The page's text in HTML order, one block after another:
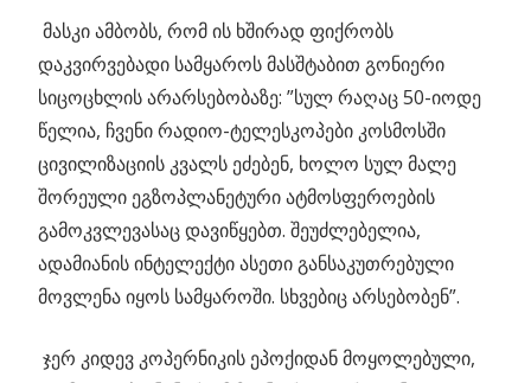
მასკი ამბობს, რომ ის ხშირად ფიქრობს
დაკვირვებადი სამყაროს მასშტაბით გონიერი
სიცოცხლის არარსებობაზე: ”სულ რაღაც 50-იოდე
წელია, ჩვენი რადიო-ტელესკოპები კოსმოსში
ცივილიზაციის კვალს ეძებენ, ხოლო სულ მალე
შორეული ეგზოპლანეტური ატმოსფეროების
გამოკვლევასაც დავიწყებთ. შეუძლებელია,
ადამიანის ინტელექტი ასეთი განსაკუთრებული
მოვლენა იყოს სამყაროში. სხვებიც არსებობენ”.
ჯერ კიდევ კოპერნიკის ეპოქიდან მოყოლებული,